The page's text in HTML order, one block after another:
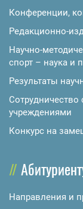
Конференции,
Редакционно-
Научно-
спорт – наука и
Результаты
учреждениями
Конкурс на
Направления и